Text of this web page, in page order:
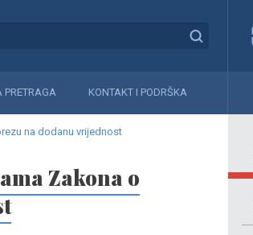
PRETRAGA KONTAKT I PODRŠKA
na dodanu vrijednost
Zakona o